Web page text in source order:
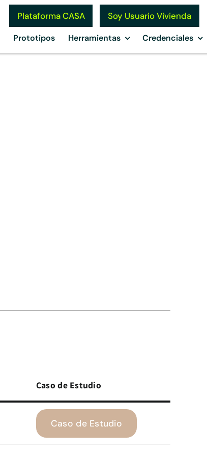
Plataforma CASA Soy Usuario Vivienda
Prototipos Herramientas Credenciales
Caso de Estudio
Caso de Estudio